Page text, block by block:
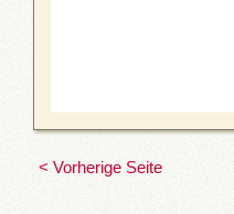
< Vorherige Seite